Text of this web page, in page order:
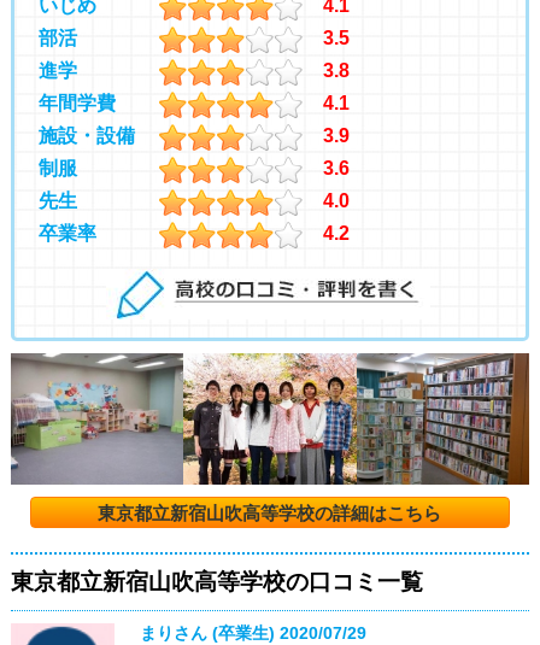
いじめ
4.1
部活
3.5
進学
3.8
年間学費
4.1
施設・設備
3.9
制服
3.6
先生
4.0
卒業率
4.2
東京都立新宿山吹高等学校の詳細はこちら
東京都立新宿山吹高等学校の口コミ一覧
まりさん (卒業生)2020/07/29